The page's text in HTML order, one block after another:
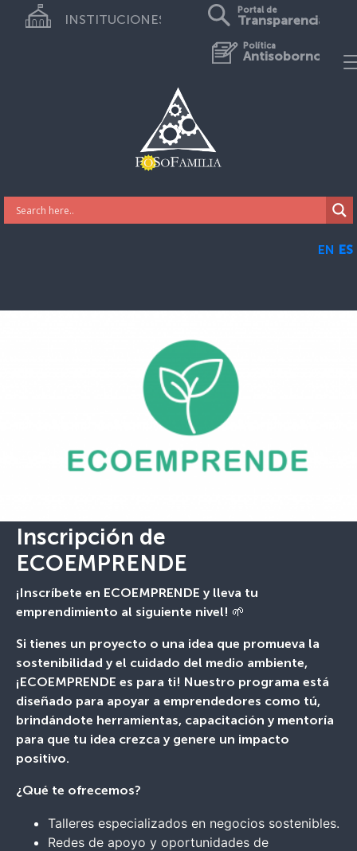
INSTITUCIONES
Portal de
Transparencia
Política
Antisoborno
EN ES
Inscripción de
ECOEMPRENDE
¡Inscríbete en ECOEMPRENDE y lleva tu
emprendimiento al siguiente nivel! 🌱
Si tienes un proyecto o una idea que promueva la
sostenibilidad y el cuidado del medio ambiente,
¡ECOEMPRENDE es para ti! Nuestro programa está
diseñado para apoyar a emprendedores como tú,
brindándote herramientas, capacitación y mentoría
para que tu idea crezca y genere un impacto
positivo.
¿Qué te ofrecemos?
Talleres especializados en negocios sostenibles.
Redes de apoyo y oportunidades de